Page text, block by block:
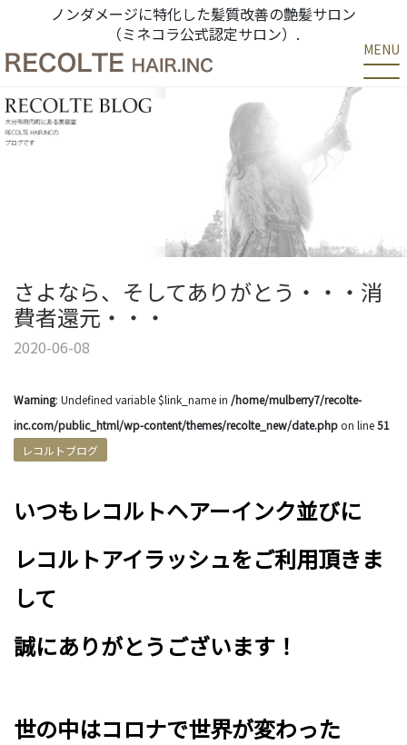
ノンダメージに特化した髪質改善の艶髪サロン
（ミネコラ公式認定サロン）.
MENU
さよなら、そしてありがとう・・・消
費者還元・・・
2020-06-08
Warning: Undefined variable $link_name in /home/mulberry7/recolte-
inc.com/public_html/wp-content/themes/recolte_new/date.phpon line51
レコルトブログ
いつもレコルトヘアーインク並びに
レコルトアイラッシュをご利用頂きま
して
誠にありがとうございます！
世の中はコロナで世界が変わった